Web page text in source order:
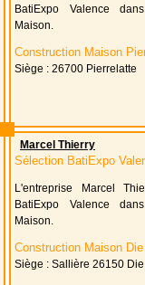
BatiExpo Valence
Maison.
Construction Maison
Siège : 26700 Pierrelatte
Marcel Thierry
Sélection BatiExpo
L'entreprise Marcel
BatiExpo Valence
Maison.
Construction Maison Die
Siège : Sallière 26150 Die